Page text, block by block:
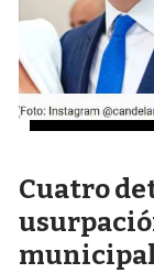
Cuatro